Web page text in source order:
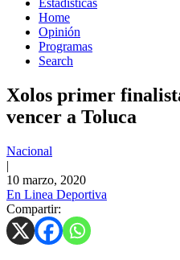
Estadísticas
Home
Opinión
Programas
Search
Xolos primer
vencer a Toluca
Nacional
|
10 marzo, 2020
En Linea Deportiva
Compartir: